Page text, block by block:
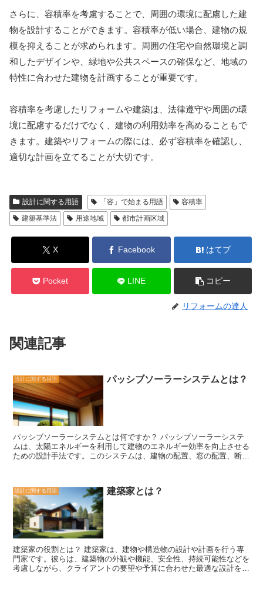
さらに、容積率を考慮することで、周囲の環境に配慮した建
物を設計することができます。容積率が低い場合、建物の規
模を抑えることが求められます。周囲の住宅や自然環境と調
和したデザインや、緑地や公共スペースの確保など、地域の
特性に合わせた建物を計画することが重要です。
容積率を考慮したリフォームや建築は、法律遵守や周囲の環
境に配慮するだけでなく、建物の利用効率を高めることもで
きます。建築やリフォームの際には、必ず容積率を確認し、
適切な計画を立てることが大切です。
設計に関する用語 「容」で始まる用語
容積率
建築基準法
用途地域 都市計画区域
X Facebook はてブ
Pocket LINE コピー
リフォームの達人
関連記事
設計に関する用語 パッシブソーラーシステムとは？
パッシブソーラーシステムとは何ですか？ パッシブソーラーシステ
ムは、太陽エネルギーを利用して建物のエネルギー効率を向上させる
ための設計手法です。このシステムは、建物の配置、窓の配置、断熱
きの壁に大きな窓を配置することで、冬の日差しを最大限に取り入れ
ることができます。また、夏の暑い日差しを遮るために、庇や遮光装
置を設置することも重要です。 次に、窓の配置も重要な要素です。
南向きの窓は太陽の光を最大限に取り入れるために大きく設計されて
います。一方、北向きの窓は断熱性能を重視し、小さく設計されてい
ます。これにより、冬の寒さや夏の暑さを適切に調整することができ
ます。 さらに、断熱材の使用もパッシブソーラーシステムの重要な
要素です。断熱材は建物の内部と外部の温度差を最小限に抑えるため
に使用されます。これにより、冷暖房のエネルギー効率を向上させる
ことができます。 パッシブソーラーシステムは、エネルギー効率を
設計に関する用語 建築家とは？
建築家の役割とは？ 建築家は、建物や構造物の設計や計画を行う専
門家です。彼らは、建築物の外観や機能、安全性、持続可能性などを
考慮しながら、クライアントの要望や予算に合わせた最適な設計を提